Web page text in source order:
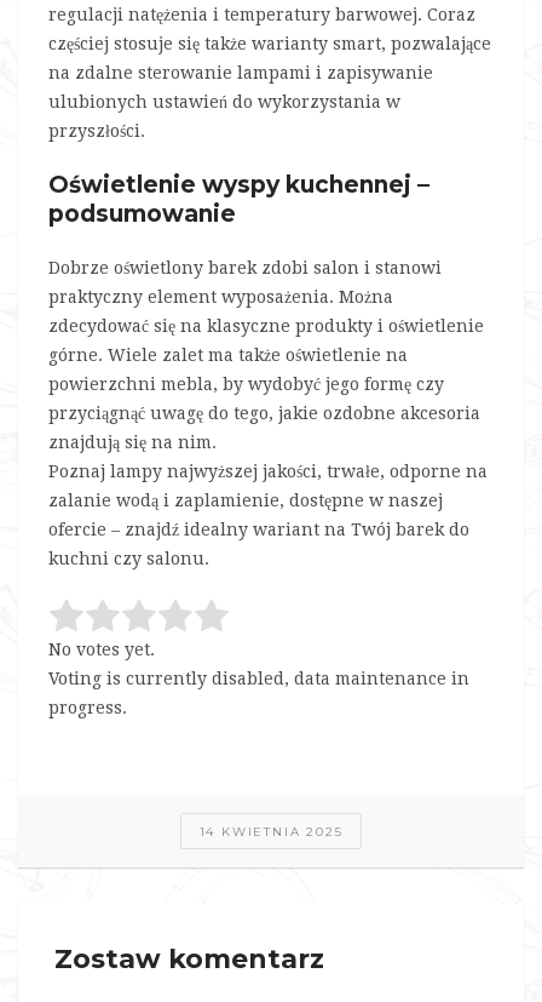
regulacji natężenia i temperatury barwowej. Coraz
częściej stosuje się także warianty smart, pozwalające
na zdalne sterowanie lampami i zapisywanie
ulubionych ustawień do wykorzystania w
przyszłości.
Oświetlenie wyspy kuchennej –
podsumowanie
Dobrze oświetlony barek zdobi salon i stanowi
praktyczny element wyposażenia. Można
zdecydować się na klasyczne produkty i oświetlenie
górne. Wiele zalet ma także oświetlenie na
powierzchni mebla, by wydobyć jego formę czy
przyciągnąć uwagę do tego, jakie ozdobne akcesoria
znajdują się na nim.
Poznaj lampy najwyższej jakości, trwałe, odporne na
zalanie wodą i zaplamienie, dostępne w naszej
ofercie – znajdź idealny wariant na Twój barek do
kuchni czy salonu.
No votes yet.
Voting is currently disabled, data maintenance in
progress.
14 KWIETNIA 2025
Zostaw komentarz